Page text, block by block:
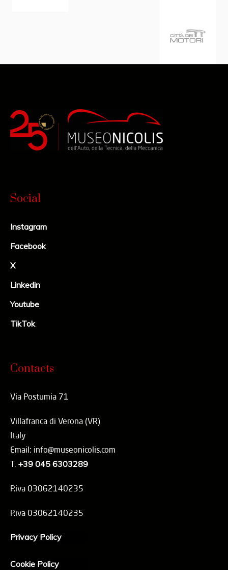
Social
Instagram
Facebook
X
Linkedin
Youtube
TikTok
Contacts
Via Postumia 71
Villafranca di Verona (VR)
Italy
Email: info@museonicolis.com
T. +39 045 6303289
P.iva 03062140235
P.iva 03062140235
Privacy Policy
Cookie Policy